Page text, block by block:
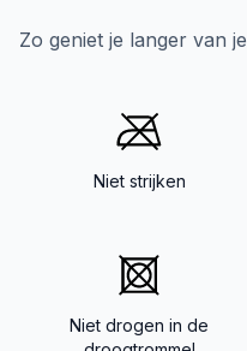
Zo geniet je langer van
Niet strijken
Niet drogen in de